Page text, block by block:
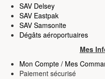
SAV Delsey
SAV Eastpak
SAV Samsonite
Dégâts aéroportuaires
Mes
Mon Compte / Mes
Paiement sécurisé